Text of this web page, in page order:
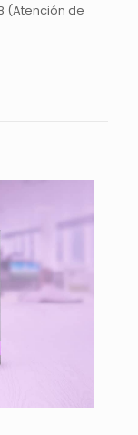
(Atención de